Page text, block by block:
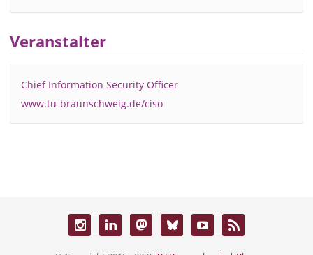
Veranstalter
Chief Information Security Officer
www.tu-braunschweig.de/ciso